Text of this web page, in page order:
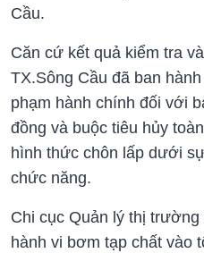
Cầu.
Căn cứ kết quả kiểm tra
TX.Sông Cầu đã ban
phạm hành chính đối với
đồng và buộc tiêu hủy
hình thức chôn lấp dưới
chức năng.
Chi cục Quản lý thị
hành vi bơm tạp chất vào